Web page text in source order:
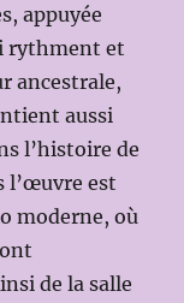
appuyée
rythment et
ancestrale,
aussi
l’histoire de
l’œuvre est
moderne, où
de la salle